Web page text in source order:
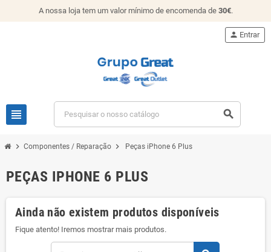
A nossa loja tem um valor mínimo de encomenda de 30€.
view_headline search
person Entrar
chevron_right Componentes / Reparação chevron_right Peças iPhone 6 Plus
PEÇAS IPHONE 6 PLUS
Ainda não existem produtos disponíveis
Fique atento! Iremos mostrar mais produtos.